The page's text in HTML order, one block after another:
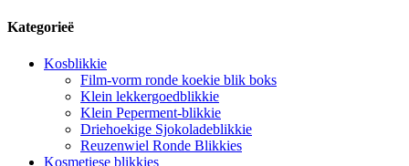
Kategorieë
Kosblikkie
Film-vorm ronde koekie blik boks
Klein lekkergoedblikkie
Klein Peperment-blikkie
Driehoekige Sjokoladeblikkie
Reuzenwiel Ronde Blikkies
Kosmetiese blikkies